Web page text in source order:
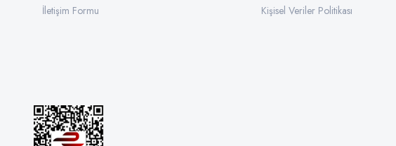
İletişim Formu
Kişisel Veriler Politikası